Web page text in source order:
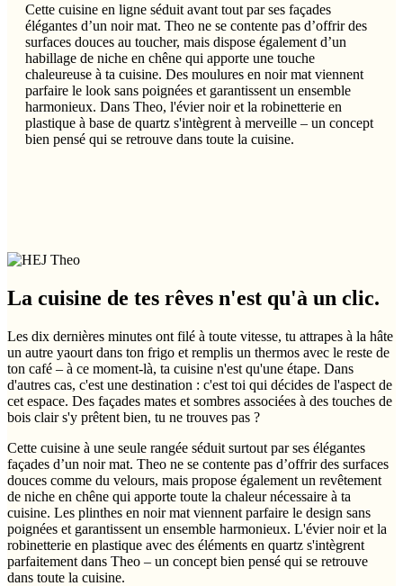
Cette cuisine en ligne séduit avant tout par ses façades
élégantes d’un noir mat. Theo ne se contente pas d’offrir des
surfaces douces au toucher, mais dispose également d’un
habillage de niche en chêne qui apporte une touche
chaleureuse à ta cuisine. Des moulures en noir mat viennent
parfaire le look sans poignées et garantissent un ensemble
harmonieux. Dans Theo, l'évier noir et la robinetterie en
plastique à base de quartz s'intègrent à merveille – un concept
bien pensé qui se retrouve dans toute la cuisine.
La cuisine de tes rêves n'est qu'à un clic.
Les dix dernières minutes ont filé à toute vitesse, tu attrapes à la hâte
un autre yaourt dans ton frigo et remplis un thermos avec le reste de
ton café – à ce moment-là, ta cuisine n'est qu'une étape. Dans
d'autres cas, c'est une destination : c'est toi qui décides de l'aspect de
cet espace. Des façades mates et sombres associées à des touches de
bois clair s'y prêtent bien, tu ne trouves pas ?
Cette cuisine à une seule rangée séduit surtout par ses élégantes
façades d’un noir mat. Theo ne se contente pas d’offrir des surfaces
douces comme du velours, mais propose également un revêtement
de niche en chêne qui apporte toute la chaleur nécessaire à ta
cuisine. Les plinthes en noir mat viennent parfaire le design sans
poignées et garantissent un ensemble harmonieux. L'évier noir et la
robinetterie en plastique avec des éléments en quartz s'intègrent
parfaitement dans Theo – un concept bien pensé qui se retrouve
dans toute la cuisine.